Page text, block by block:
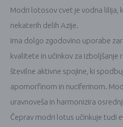
Modri ​​lotosov cvet je vodna lilija,
nekaterih delih Azije.
Ima dolgo zgodovino uporabe
kvalitete in učinkov za izboljšanje
številne aktivne spojine, ki
apomorfinom in nuciferinom.
uravnoveša in harmonizira
Čeprav modri lotus učinkuje tudi